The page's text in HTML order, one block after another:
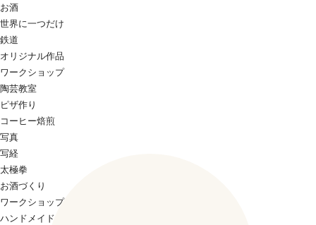
お酒
世界に一つだけ
鉄道
オリジナル作品
ワークショップ
陶芸教室
ピザ作り
コーヒー焙煎
写真
写経
太極拳
お酒づくり
ワークショップ
ハンドメイド